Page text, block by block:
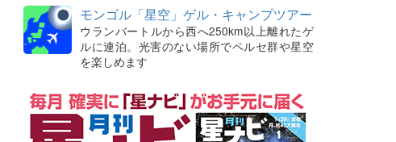
モンゴル「星空」ゲル・キャンプツアー
ウランバートルから西へ250km以上離れたゲ
ルに連泊。光害のない場所でペルセ群や星空
を楽しめます